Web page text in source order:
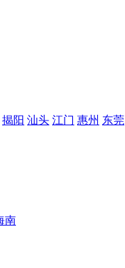
揭阳 汕头 江门 惠州 东莞
南